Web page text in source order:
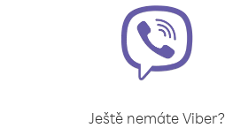
Ještě nemáte Viber?